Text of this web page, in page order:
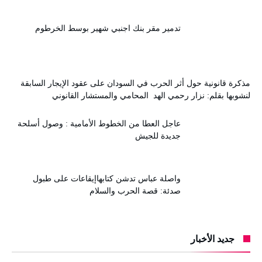
تدمير مقر بنك اجنبي شهير بوسط الخرطوم
مذكرة قانونية حول أثر الحرب في السودان على عقود الإيجار السابقة
لنشوبها بقلم: نزار رحمي الهد المحامي والمستشار القانوني
عاجل العطا من الخطوط الأمامية : وصول أسلحة
جديدة للجيش
واصلة عباس تدشن كتابهاإيقاعات على طبول
صدئة: قصة الحرب والسلام
جديد الأخبار